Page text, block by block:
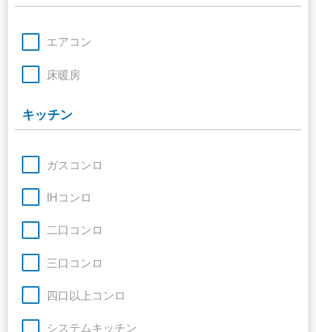
エアコン
床暖房
キッチン
ガスコンロ
IHコンロ
二口コンロ
三口コンロ
四口以上コンロ
システムキッチン